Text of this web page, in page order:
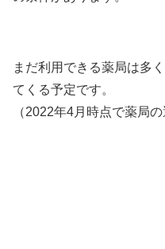
まだ利用できる薬局は多
てくる予定です。
（2022年4月時点で薬局